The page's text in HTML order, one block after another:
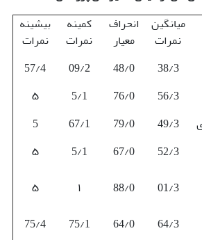
میانگین
نمرات
انحراف
معیار
کمینه
نمرات
بیشینه
نمرات
38/3
48/0
09/2
57/4
56/3
76/0
5/1
۵
49/3
79/0
67/1
5
52/3
67/0
5/1
۵
01/3
88/0 ۱
۵
64/3
64/0
75/1
75/4